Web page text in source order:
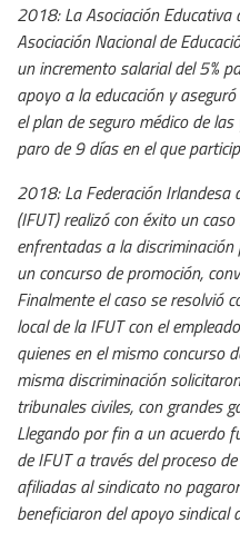
2018: La Asociación Educativa
Asociación Nacional de
un incremento salarial del 5%
apoyo a la educación y
el plan de seguro médico de
paro de 9 días en el que
2018: La Federación Irlandesa
(IFUT) realizó con éxito un
enfrentadas a la
un concurso de promoción,
Finalmente el caso se resolvió
local de la IFUT con el
quienes en el mismo concurso
misma discriminación
tribunales civiles, con grandes
Llegando por fin a un acuerdo
de IFUT a través del proceso
afiliadas al sindicato no
beneficiaron del apoyo sindical